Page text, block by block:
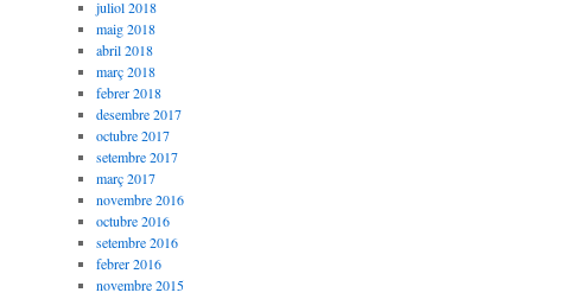
juliol 2018
maig 2018
abril 2018
març 2018
febrer 2018
desembre 2017
octubre 2017
setembre 2017
març 2017
novembre 2016
octubre 2016
setembre 2016
febrer 2016
novembre 2015